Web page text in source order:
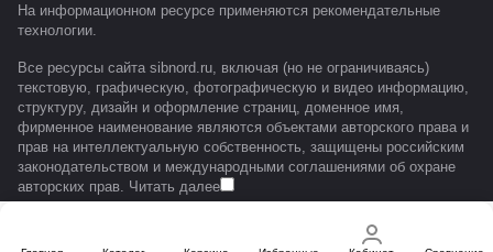
На информационном ресурсе применяются рекомендательные
технологии.
Все ресурсы сайта sibnord.ru, включая (но не ограничиваясь)
текстовую, графическую, фотографическую и видео информацию,
структуру, дизайн и оформление страниц, доменное имя,
фирменное наименование являются объектами авторского права и
прав на интеллектуальную собственность, защищены российским
законодательством и международными соглашениями об охране
авторских прав. Читать далее